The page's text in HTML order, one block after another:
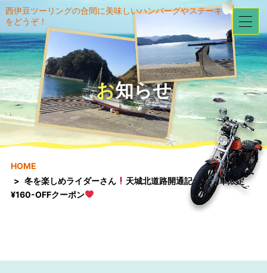
西伊豆ツーリングの合間に美味しいハンバーグやステーキ
をどうぞ！
お知らせ
HOME
冬を楽しめライダーさん
天城北道路開通記念 二輪車限定
¥160-OFFクーポン